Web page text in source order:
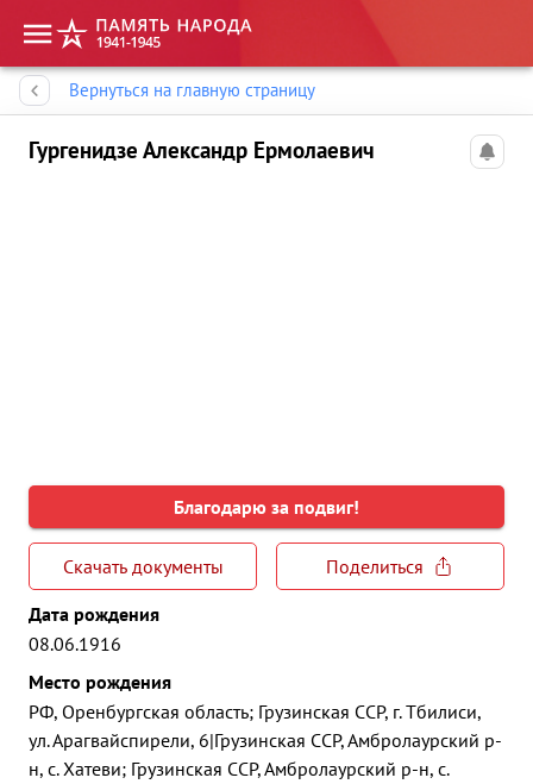
Вернуться на главную страницу
Гургенидзе Александр Ермолаевич
Благодарю за подвиг!
Скачать документы
Поделиться
Дата рождения
08.06.1916
Место рождения
РФ, Оренбургская область; Грузинская ССР, г. Тбилиси,
ул. Арагвайспирели, 6|Грузинская ССР, Амбролаурский р-
н, с. Хатеви; Грузинская ССР, Амбролаурский р-н, с.
Память народа